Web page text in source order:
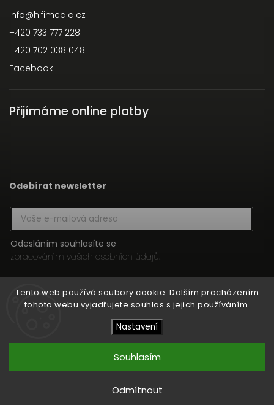
Tento web používá soubory cookie. Dalším procházením
tohoto webu vyjadřujete souhlas s jejich používáním.
Nastavení
Odmítnout
Souhlasím
info@hifimedia.cz
+420 733 777 228
+420 702 038 048
Facebook
Přijímáme online platby
Odebírat newsletter
Odesláním souhlasíte se
zpracováním vašich osobních údajů.
HIFI MEDIA. Všechna práva vyhrazena.
Upravit nastavení cookies